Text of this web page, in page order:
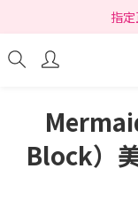
指
指
Free delivery on
Block）